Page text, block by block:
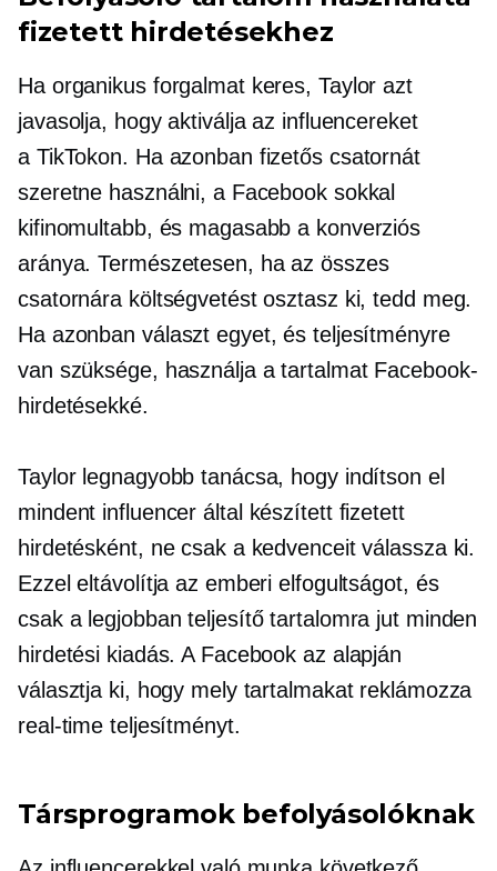
fizetett hirdetésekhez
Ha organikus forgalmat keres, Taylor azt
javasolja, hogy aktiválja az influencereket
a TikTokon. Ha azonban fizetős csatornát
szeretne használni, a Facebook sokkal
kifinomultabb, és magasabb a konverziós
aránya. Természetesen, ha az összes
csatornára költségvetést osztasz ki, tedd meg.
Ha azonban választ egyet, és teljesítményre
van szüksége, használja a tartalmat Facebook-
hirdetésekké.
Taylor legnagyobb tanácsa, hogy indítson el
mindent influencer által készítettfizetett
hirdetésként, ne csak a kedvenceit válassza ki.
Ezzel eltávolítja az emberi elfogultságot, és
csak a legjobban teljesítőtartalomra jut minden
hirdetési kiadás. A Facebook az alapján
választja ki, hogy mely tartalmakat reklámozza
real-time teljesítményt.
Társprogramok befolyásolóknak